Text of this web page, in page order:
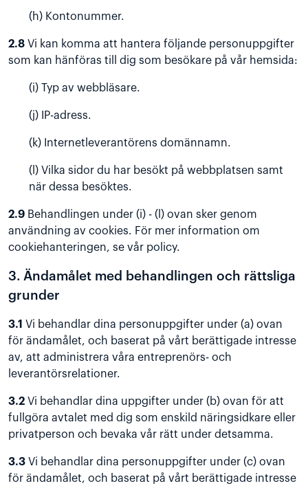
(h) Kontonummer.
2.8 Vi kan komma att hantera följande personuppgifter
som kan hänföras till dig som besökare på vår hemsida:
(i) Typ av webbläsare.
(j) IP-adress.
(k) Internetleverantörens domännamn.
(l) Vilka sidor du har besökt på webbplatsen samt
när dessa besöktes.
2.9 Behandlingen under (i) - (l) ovan sker genom
användning av cookies. För mer information om
cookiehanteringen, se vår policy.
3. Ändamålet med behandlingen och rättsliga
grunder
3.1 Vi behandlar dina personuppgifter under (a) ovan
för ändamålet, och baserat på vårt berättigade intresse
av, att administrera våra entreprenörs- och
leverantörsrelationer.
3.2 Vi behandlar dina uppgifter under (b) ovan för att
fullgöra avtalet med dig som enskild näringsidkare eller
privatperson och bevaka vår rätt under detsamma.
3.3 Vi behandlar dina personuppgifter under (c) ovan
för ändamålet, och baserat på vårt berättigade intresse